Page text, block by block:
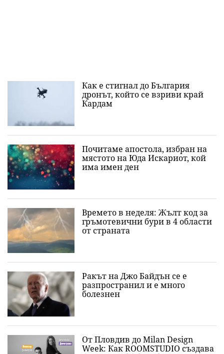
дронът, който се взриви край
Кардам
мястото на Юда Искариот, кой
има имен ден
гръмотевични бури в 4 области
от страната
разпространил и е много
болезнен
Week: Как ROOMSTUDIO създава
български high-end дизайн